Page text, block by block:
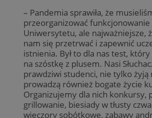
– Pandemia sprawiła, że
przeorganizować funkcjonowanie
Uniwersytetu, ale najważniejsze,
nam się przetrwać i zapewnić
istnienia. Był to dla nas test,
na szóstkę z plusem. Nasi
prawdziwi studenci, nie tylko żyją
prowadzą również bogate życie
Organizujemy dla nich konkursy,
grillowanie, biesiady w tłusty
wieczory sobótkowe, zabawy